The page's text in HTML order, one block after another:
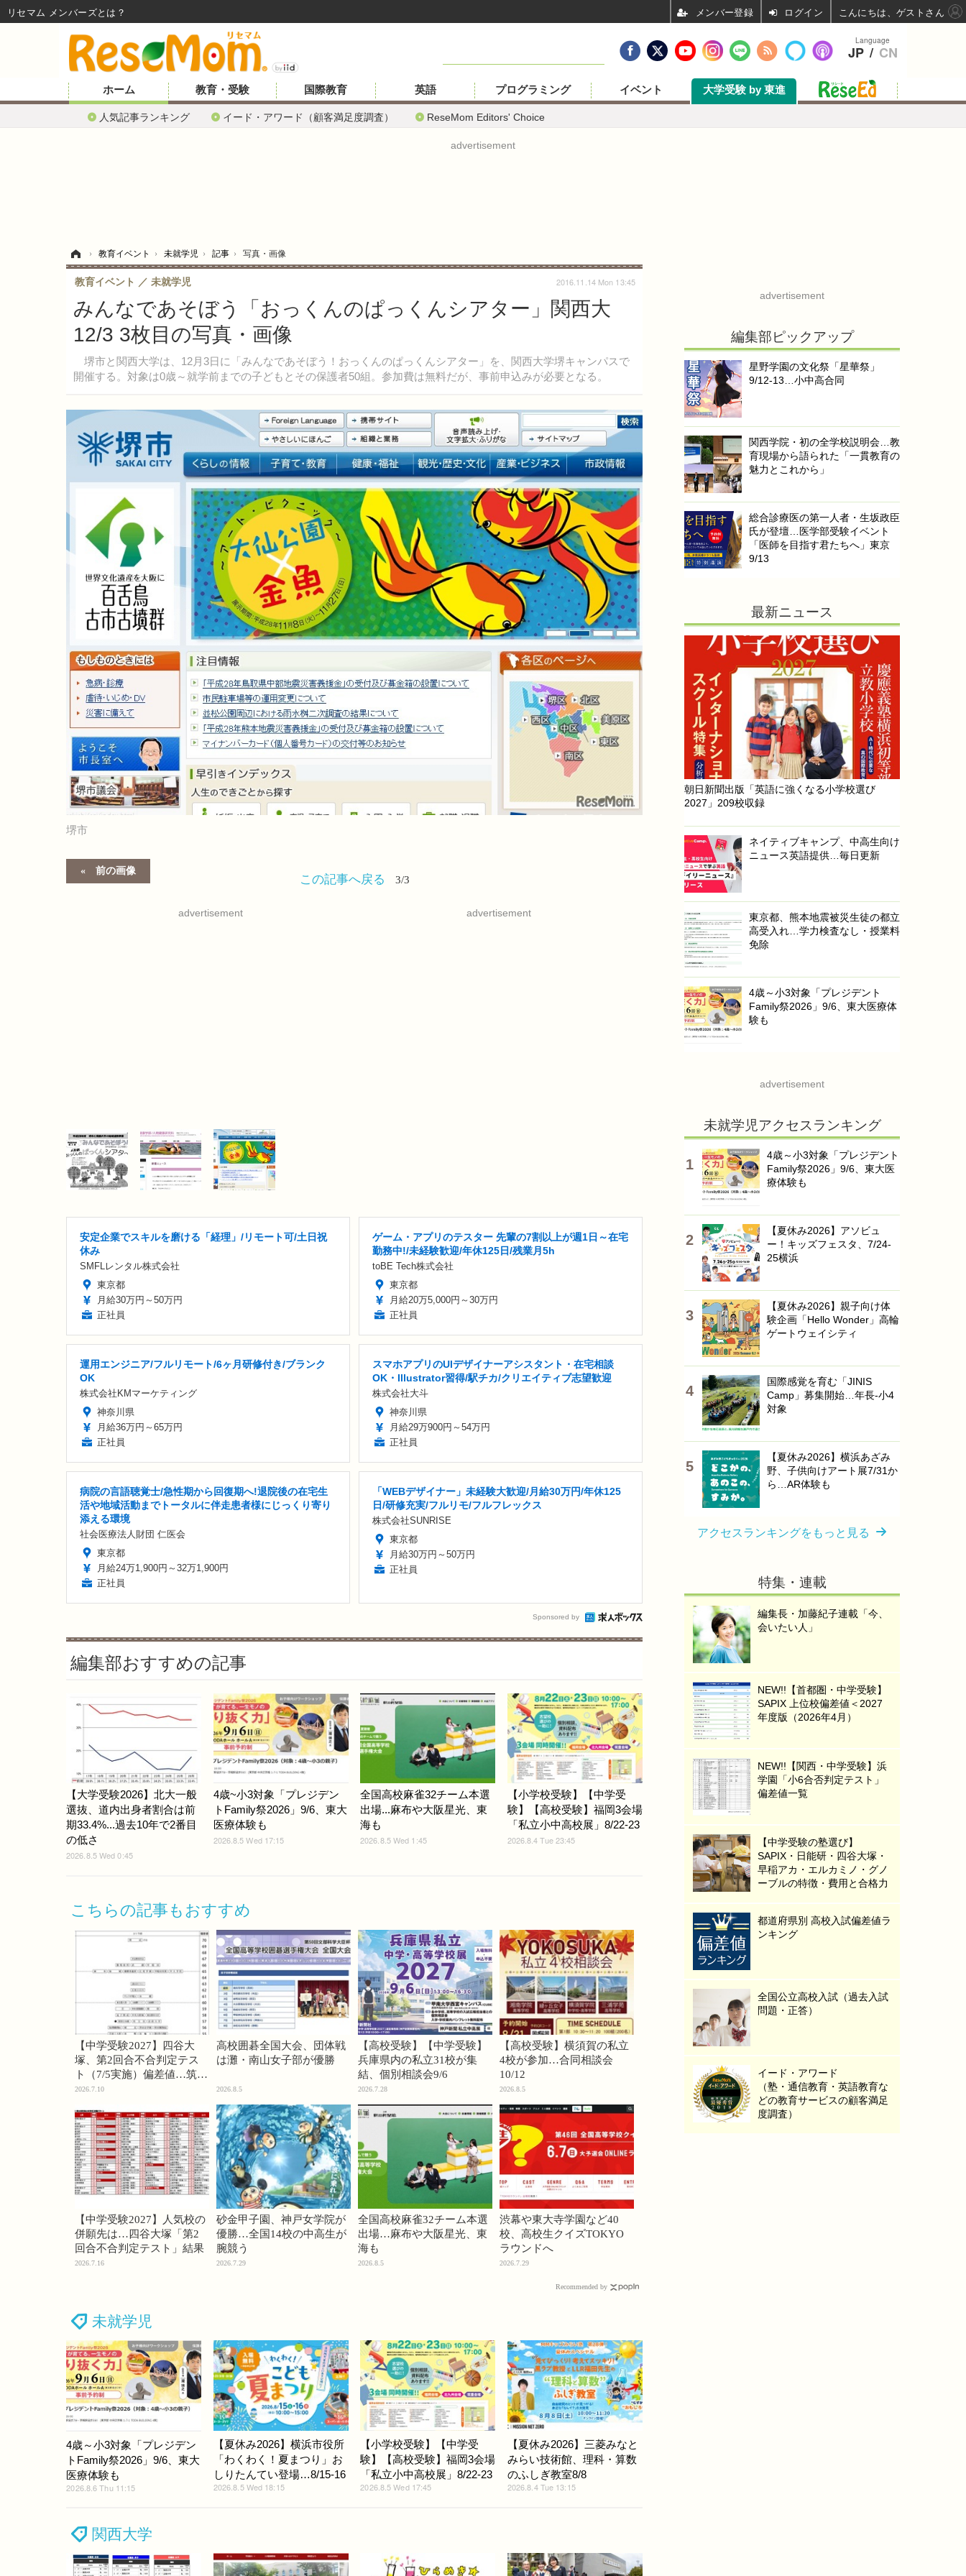
ホーム
人気記事ランキング イード・アワード（顧客満足度調査） ReseMom Editors' Choice
教育・受験 国際教育 英語 プログラミング イベント 大学受験 by 東進
advertisement
› 教育イベント › 未就学児 › 記事 › 写真・画像
みんなであそぼう「おっくんのぱっくんシアター」関西大
12/3 3枚目の写真・画像
堺市と関西大学は、12月3日に「みんなであそぼう！おっくんのぱっくんシアター」を、関西大学堺キャンパスで
開催する。対象は0歳～就学前までの子どもとその保護者50組。参加費は無料だが、事前申込みが必要となる。
教育イベント 未就学児 2016.11.14 Mon 13:45
堺市
前の画像
この記事へ戻る 3/3
advertisement advertisement
安定企業でスキルを磨ける「経理」/リモート可/土日祝
休み
SMFLレンタル株式会社
東京都
月給30万円～50万円
正社員
ゲーム・アプリのテスター 先輩の7割以上が週1日～在宅
勤務中!/未経験歓迎/年休125日/残業月5h
toBE Tech株式会社
東京都
月給20万5,000円～30万円
正社員
運用エンジニア/フルリモート/6ヶ月研修付き/ブランク
OK
株式会社KMマーケティング
神奈川県
月給36万円～65万円
正社員
スマホアプリのUIデザイナーアシスタント・在宅相談
OK・Illustrator習得/駅チカ/クリエイティブ志望歓迎
株式会社大斗
神奈川県
月給29万900円～54万円
正社員
病院の言語聴覚士/急性期から回復期へ!退院後の在宅生
活や地域活動までトータルに伴走患者様にじっくり寄り
添える環境
社会医療法人財団 仁医会
東京都
月給24万1,900円～32万1,900円
正社員
「WEBデザイナー」未経験大歓迎/月給30万円/年休125
日/研修充実/フルリモ/フルフレックス
株式会社SUNRISE
東京都
月給30万円～50万円
正社員
Sponsored by
編集部おすすめの記事
【大学受験2026】北大一般
選抜、道内出身者割合は前
期33.4%...過去10年で2番目
の低さ
2026.8.5 Wed 0:45
4歳~小3対象「プレジデン
トFamily祭2026」9/6、東大
医療体験も
2026.8.5 Wed 17:15
全国高校麻雀32チーム本選
出場...麻布や大阪星光、東
海も
2026.8.5 Wed 1:45
【小学校受験】【中学受
験】【高校受験】福岡3会場
「私立小中高校展」8/22-23
2026.8.4 Tue 23:45
こちらの記事もおすすめ
【中学受験2027】四谷大
塚、第2回合不合判定テス
ト（7/5実施）偏差値…筑駒
74・桜蔭70＜PR＞
2026.7.10
高校囲碁全国大会、団体戦
は灘・南山女子部が優勝
2026.8.5
【高校受験】【中学受験】
兵庫県内の私立31校が集
結、個別相談会9/6
2026.7.28
【高校受験】横須賀の私立
4校が参加…合同相談会
10/12
2026.8.5
【中学受験2027】人気校の
併願先は…四谷大塚「第2
回合不合判定テスト」結果
2026.7.16
砂金甲子園、神戸女学院が
優勝…全国14校の中高生が
腕競う
2026.7.29
全国高校麻雀32チーム本選
出場…麻布や大阪星光、東
海も
2026.8.5
渋幕や東大寺学園など40
校、高校生クイズTOKYO
ラウンドへ
2026.7.29
Recommended by
未就学児
4歳～小3対象「プレジデン
トFamily祭2026」9/6、東大
医療体験も
2026.8.6 Thu 11:15
【夏休み2026】横浜市役所
「わくわく！夏まつり」お
しりたんてい登場…8/15-16
2026.8.5 Wed 18:15
【小学校受験】【中学受
験】【高校受験】福岡3会場
「私立小中高校展」8/22-23
2026.8.5 Wed 17:45
【夏休み2026】三菱みなと
みらい技術館、理科・算数
のふしぎ教室8/8
2026.8.4 Tue 13:15
関西大学
advertisement
編集部ピックアップ
星野学園の文化祭「星華祭」
9/12-13…小中高合同
関西学院・初の全学校説明会…教
育現場から語られた「一貫教育の
魅力とこれから」
総合診療医の第一人者・生坂政臣
氏が登壇…医学部受験イベント
「医師を目指す君たちへ」東京
9/13
最新ニュース
朝日新聞出版「英語に強くなる小学校選び
2027」209校収録
ネイティブキャンプ、中高生向け
ニュース英語提供…毎日更新
東京都、熊本地震被災生徒の都立
高受入れ…学力検査なし・授業料
免除
4歳～小3対象「プレジデント
Family祭2026」9/6、東大医療体
験も
advertisement
未就学児アクセスランキング
4歳～小3対象「プレジデント
Family祭2026」9/6、東大医
療体験も
【夏休み2026】アソビュ
ー！キッズフェスタ、7/24-
25横浜
【夏休み2026】親子向け体
験企画「Hello Wonder」高輪
ゲートウェイシティ
国際感覚を育む「JINIS
Camp」募集開始…年長-小4
対象
【夏休み2026】横浜あざみ
野、子供向けアート展7/31か
ら…AR体験も
アクセスランキングをもっと見る
特集・連載
編集長・加藤紀子連載「今、
会いたい人」
NEW!!【首都圏・中学受験】
SAPIX 上位校偏差値＜2027
年度版（2026年4月）
NEW!!【関西・中学受験】浜
学園「小6合否判定テスト」
偏差値一覧
【中学受験の塾選び】
SAPIX・日能研・四谷大塚・
早稲アカ・エルカミノ・グノ
ーブルの特徴・費用と合格力
都道府県別 高校入試偏差値ラ
ンキング
全国公立高校入試（過去入試
問題・正答）
イード・アワード
（塾・通信教育・英語教育な
どの教育サービスの顧客満足
度調査）
Language
JP / CN
リセマム メンバーズ ログイン こんにちは、ゲストさん